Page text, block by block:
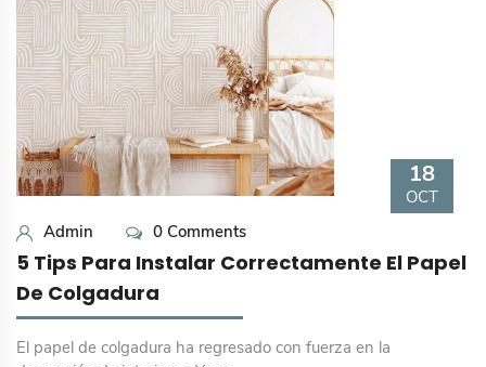
18
OCT
Admin
0 Comments
5 Tips Para Instalar Correctamente El Papel
De Colgadura
El papel de colgadura ha regresado con fuerza en la